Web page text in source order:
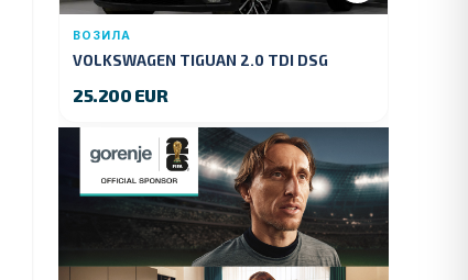
ВОЗИЛА
VOLKSWAGEN TIGUAN 2.0 TDI DSG
25.200 EUR